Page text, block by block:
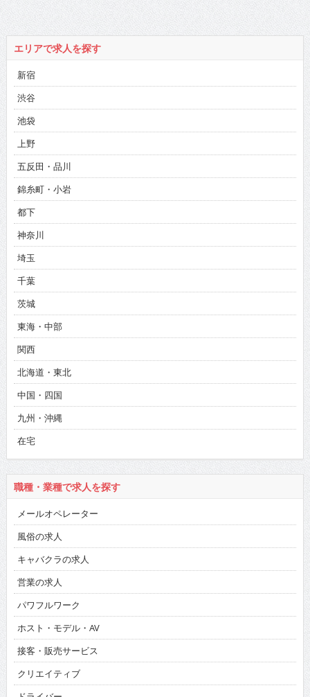
エリアで求人を探す
新宿
渋谷
池袋
上野
五反田・品川
錦糸町・小岩
都下
神奈川
埼玉
千葉
茨城
東海・中部
関西
北海道・東北
中国・四国
九州・沖縄
在宅
職種・業種で求人を探す
メールオペレーター
風俗の求人
キャバクラの求人
営業の求人
パワフルワーク
ホスト・モデル・AV
接客・販売サービス
クリエイティブ